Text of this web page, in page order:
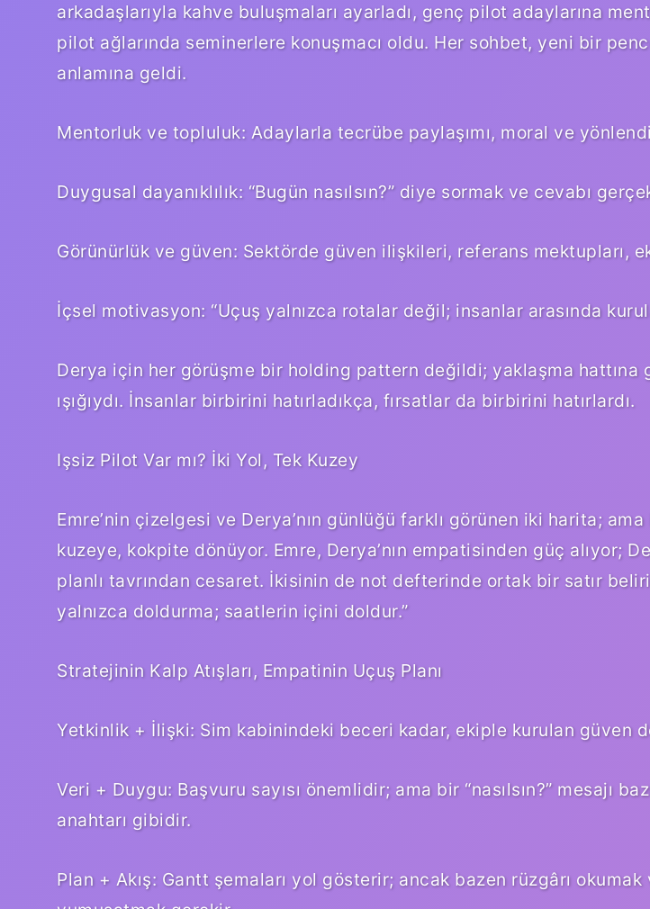
arkadaşlarıyla kahve buluşmaları ayarladı, genç pilot adaylarına
pilot ağlarında seminerlere konuşmacı oldu. Her sohbet, yeni bir
anlamına geldi.
Mentorluk ve topluluk: Adaylarla tecrübe paylaşımı, moral ve
Duygusal dayanıklılık: “Bugün nasılsın?” diye sormak ve cevabı
Görünürlük ve güven: Sektörde güven ilişkileri, referans mektupları,
İçsel motivasyon: “Uçuş yalnızca rotalar değil; insanlar arasında
Derya için her görüşme bir holding pattern değildi; yaklaşma hattına
ışığıydı. İnsanlar birbirini hatırladıkça, fırsatlar da birbirini hatırlardı.
Işsiz Pilot Var mı? İki Yol, Tek Kuzey
Emre’nin çizelgesi ve Derya’nın günlüğü farklı görünen iki harita; ama
kuzeye, kokpite dönüyor. Emre, Derya’nın empatisinden güç alıyor;
planlı tavrından cesaret. İkisinin de not defterinde ortak bir satır
yalnızca doldurma; saatlerin içini doldur.”
Stratejinin Kalp Atışları, Empatinin Uçuş Planı
Yetkinlik + İlişki: Sim kabinindeki beceri kadar, ekiple kurulan güven
Veri + Duygu: Başvuru sayısı önemlidir; ama bir “nasılsın?” mesajı
anahtarı gibidir.
Plan + Akış: Gantt şemaları yol gösterir; ancak bazen rüzgârı okumak